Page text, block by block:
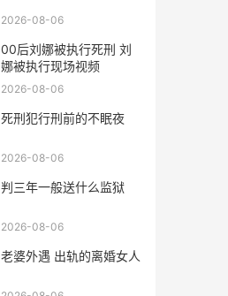
2026-08-06
00后刘娜被执行死刑 刘
娜被执行现场视频
2026-08-06
死刑犯行刑前的不眠夜
2026-08-06
判三年一般送什么监狱
2026-08-06
老婆外遇 出轨的离婚女人